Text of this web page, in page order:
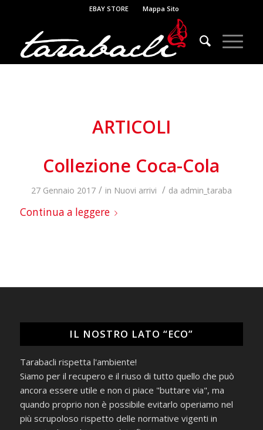
EBAY STORE Mappa Sito
ARTICOLI
Collezione Coca-Cola
27 Gennaio 2017 / in Nuovi arrivi / da admin_taraba
Continua a leggere
IL NOSTRO LATO “ECO”
Tarabacli rispetta l'ambiente!
Siamo per il recupero e il riuso di tutto quello che può
ancora essere utile e non ci piace "buttare via", ma
quando proprio non è possibile evitarlo operiamo nel
più scrupoloso rispetto delle normative vigenti in